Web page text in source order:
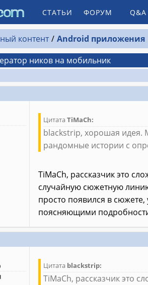
СТАТЬИ ФОРУМ Q&A
контент Android приложения
ников на мобильник
ЦитатаTiMaCh:
blackstriр, хорошая идея.
рандомные истории с
TiMaCh, рассказчик это
случайную сюжетную
просто появился в
поясняющими
Цитата blackstrip:
TiMaCh, рассказчик это